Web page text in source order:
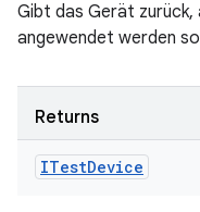
Gibt das Gerät
angewendet werden
Returns
ITestDevice